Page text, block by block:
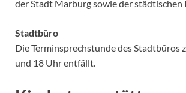
der Stadt Marburg sowie der städtischen
Stadtbüro
Die Terminsprechstunde des Stadtbüros
und 18 Uhr entfällt.